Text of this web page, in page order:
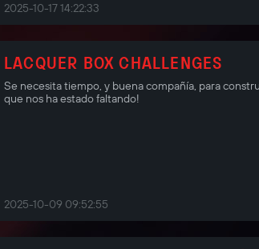
2025-10-17 14:22:33
LACQUER BOX CHALLENGES
Se necesita tiempo, y buena compañía, para
que nos ha estado faltando!
2025-10-09 09:52:55